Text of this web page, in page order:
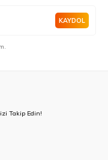
KAYDOL
Takip Edin!